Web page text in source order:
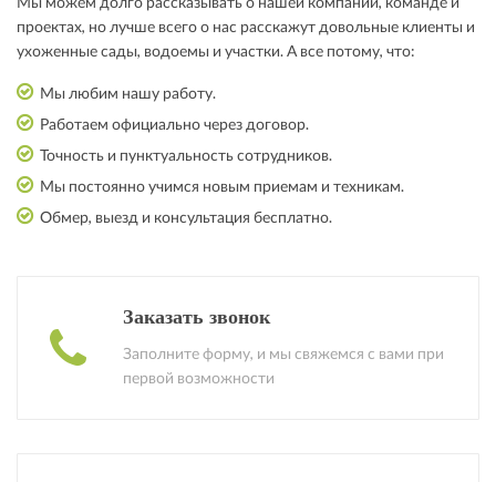
проектах, но лучше всего о нас расскажут довольные клиенты и
ухоженные сады, водоемы и участки. А все потому, что:
Мы любим нашу работу.
Работаем официально через договор.
Точность и пунктуальность сотрудников.
Мы постоянно учимся новым приемам и техникам.
Обмер, выезд и консультация бесплатно.
Заказать звонок
Заполните форму, и мы свяжемся с вами при
первой возможности